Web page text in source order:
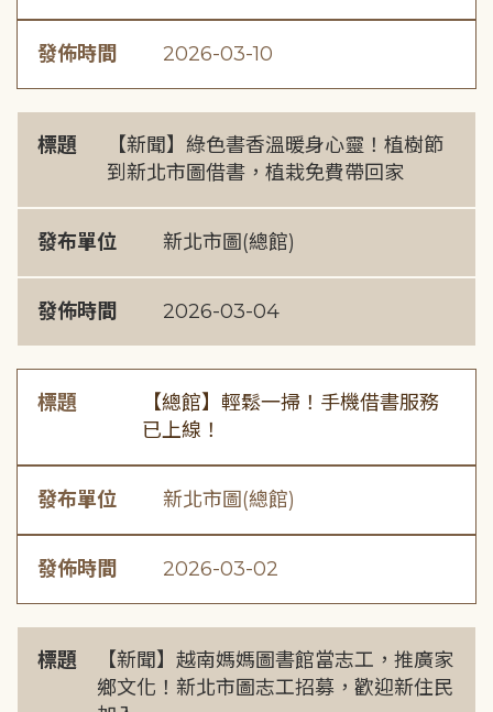
發佈時間 2026-03-10
標題
【新聞】綠色書香溫暖身心靈！植樹節
到新北市圖借書，植栽免費帶回家
發布單位 新北市圖(總館)
發佈時間 2026-03-04
標題
【總館】輕鬆一掃！手機借書服務
已上線！
發布單位 新北市圖(總館)
發佈時間 2026-03-02
標題
【新聞】越南媽媽圖書館當志工，推廣家
鄉文化！新北市圖志工招募，歡迎新住民